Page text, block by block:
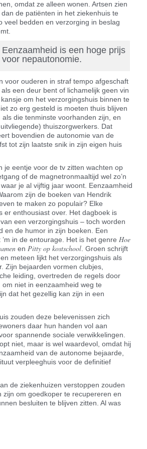
omdat ze alleen wonen. Artsen zien
de patiënten in het ziekenhuis te
bedden en verzorging in beslag
Eenzaamheid is een hoge prijs
voor nepautonomie.
voor ouderen in straf tempo afgeschaft
een deur bent of lichamelijk geen vin
om het verzorgingshuis binnen te
zo erg gesteld is moeten thuis blijven
die tenminste voorhanden zijn, en
thuiszorgwerkers. Dat
bovendien de autonomie van de
tot zijn laatste snik in zijn eigen huis
je eentje voor de tv zitten wachten op
of de magnetronmaaltijd wel zo’n
je al vijftig jaar woont. Eenzaamheid
zijn de boeken van Hendrik
te maken zo populair? Elke
er enthousiast over. Het dagboek is
een verzorgingshuis – toch worden
en de humor in zijn boeken. Een
in de entourage. Het is het genre Hoe
en Pitty op kostschool . Groen schrijft
meteen lijkt het verzorgingshuis als
Zijn bejaarden vormen clubjes,
leiding, overtreden de regels door
niet in eenzaamheid weg te
dat het gezellig kan zijn in een
zouden deze belevenissen zich
daar hun handen vol aan
spannende sociale verwikkelingen.
niet, maar is wel waardevol, omdat hij
van de autonome bejaarde,
verpleeghuis voor de definitief
de ziekenhuizen verstoppen zouden
om goedkoper te recupereren en
besluiten te blijven zitten. Al was